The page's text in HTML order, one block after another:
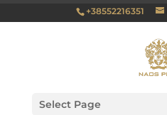
+38552216351
Select Page